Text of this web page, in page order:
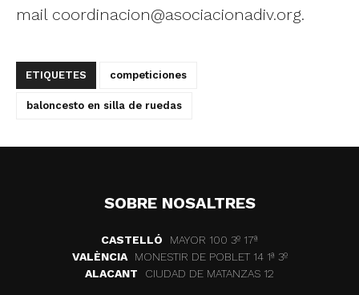
mail coordinacion@asociacionadiv.org.
ETIQUETES competiciones
baloncesto en silla de ruedas
SOBRE NOSALTRES
CASTELLÓ
MAYOR 100 3º 17ª
VALÈNCIA
MONESTIR DE POBLET 14 1ª 3º
ALACANT
CIUDAD DE MATANZAS 12